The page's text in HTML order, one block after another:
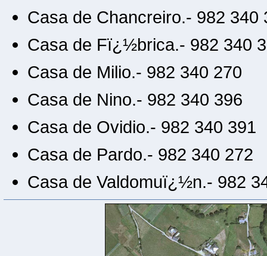
Casa de Chancreiro.- 982 340
Casa de Fï¿½brica.- 982 340
Casa de Milio.- 982 340 270
Casa de Nino.- 982 340 396
Casa de Ovidio.- 982 340 391
Casa de Pardo.- 982 340 272
Casa de Valdomuï¿½n.- 982